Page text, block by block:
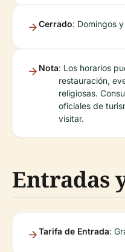
Cerrado: Domingos
Nota: Los horarios
restauración,
religiosas.
oficiales de
visitar.
Entradas
Tarifa de Entrada: